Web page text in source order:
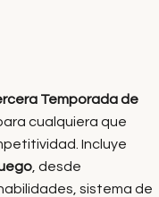
Temporada de
cualquiera que
Incluye
, desde
sistema de